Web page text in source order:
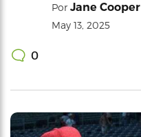
Por Jane Cooper
May 13, 2025
0